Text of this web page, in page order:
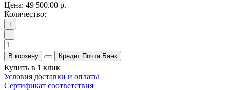
Цена: 49 500.00 р.
Количество:
+
-
В корзину Кредит Почта Банк
Купить в 1 клик
Условия доставки и оплаты
Сертификат соответствия